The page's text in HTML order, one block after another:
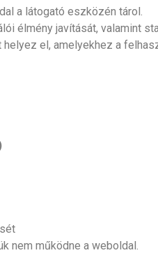
a látogató eszközén tárol.
élmény javítását, valamint
el, amelyekhez a
nem működne a weboldal.